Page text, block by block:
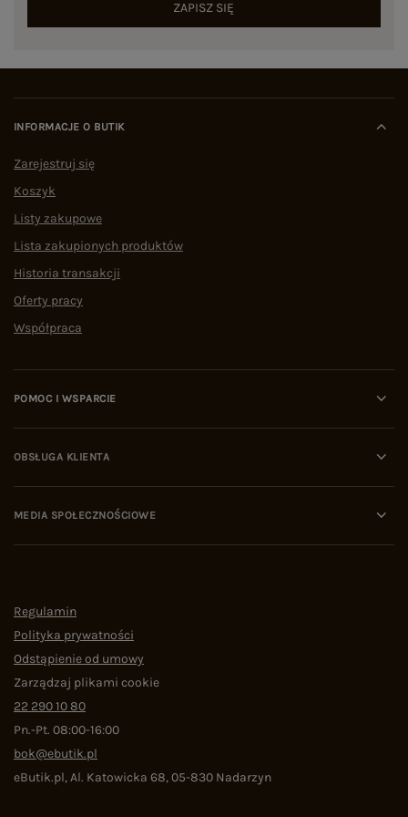
ZAPISZ SIĘ
INFORMACJE O BUTIK
Zarejestruj się
Koszyk
Listy zakupowe
Lista zakupionych produktów
Historia transakcji
Oferty pracy
Współpraca
POMOC I WSPARCIE
OBSŁUGA KLIENTA
MEDIA SPOŁECZNOŚCIOWE
Regulamin
Polityka prywatności
Odstąpienie od umowy
Zarządzaj plikami cookie
22 290 10 80
Pn.-Pt. 08:00-16:00
bok@ebutik.pl
eButik.pl,Al. Katowicka 68,05-830 Nadarzyn